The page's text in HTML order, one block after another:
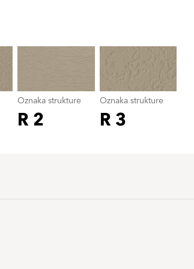
Oznaka strukture
R 2
Oznaka strukture
R 3